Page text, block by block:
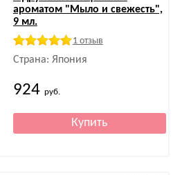
ароматом "Мыло и свежесть",
9 мл.
1 отзыв
Страна: Япония
924 руб.